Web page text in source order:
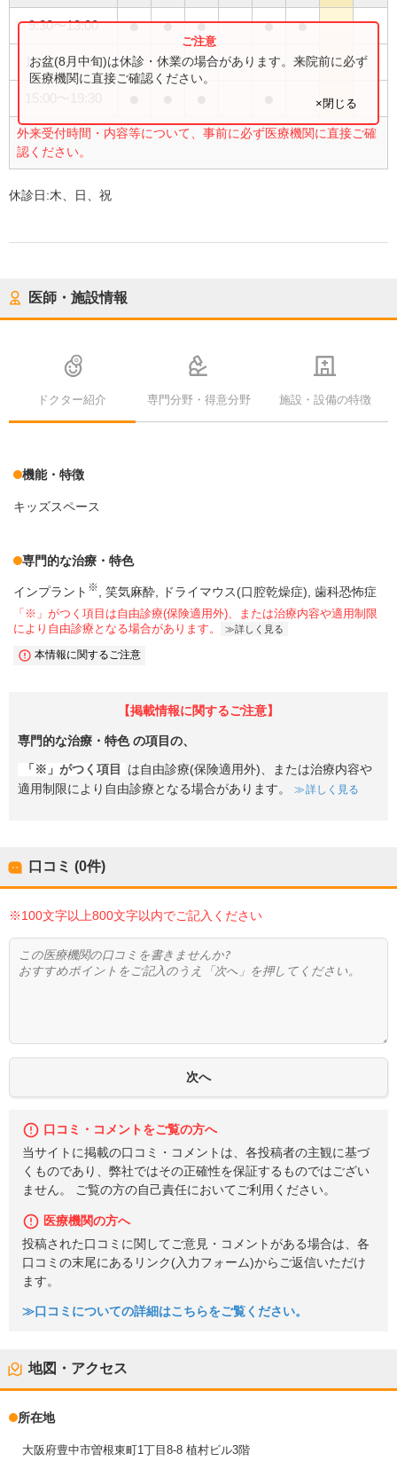
9:30〜13:00 ● ● ● ● ●
14:00〜17:00 ●
外来受付時間・内容等について、事前に必ず医療機関に直接ご確
認ください。
お盆(8月中旬)は休診・休業の場合があります。来院前に必ず
医療機関に直接ご確認ください。
×閉じる
休診日:木、日、祝
医師・施設情報
ドクター紹介 専門分野・得意分野 施設・設備の特徴
機能・特徴
キッズスペース
専門的な治療・特色
インプラント ※ 笑気麻酔 ドライマウス(口腔乾燥症) 歯科恐怖症
「※」がつく項目は自由診療(保険適用外)、または治療内容や適用制限
により自由診療となる場合があります。
詳しく見る
本情報に関するご注意
【掲載情報に関するご注意】
専門的な治療・特色の項目の、
「※」がつく項目
は自由診療(保険適用外)、または治療内容や
適用制限により自由診療となる場合があります。
詳しく見る
口コミ (0件)
※100文字以上800文字以内でご記入ください
口コミ・コメントをご覧の方へ
当サイトに掲載の口コミ・コメントは、各投稿者の主観に基づ
くものであり、弊社ではその正確性を保証するものではござい
ません。 ご覧の方の自己責任においてご利用ください。
医療機関の方へ
投稿された口コミに関してご意見・コメントがある場合は、各
口コミの末尾にあるリンク(入力フォーム)からご返信いただけ
ます。
≫口コミについての詳細はこちらをご覧ください。
地図・アクセス
所在地
大阪府豊中市曽根東町1丁目8-8 植村ビル3階